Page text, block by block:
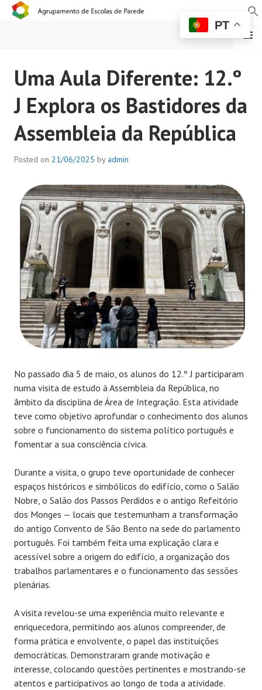
AGRUPAMENTO DE
ESCOLAS DE PAREDE
MENU
Uma Aula Diferente: 12.º
J Explora os Bastidores da
Assembleia da República
Posted on 21/06/2025 by admin
No passado dia 5 de maio, os alunos do 12.º J participaram
numa visita de estudo à Assembleia da República, no
âmbito da disciplina de Área de Integração. Esta atividade
teve como objetivo aprofundar o conhecimento dos alunos
sobre o funcionamento do sistema político português e
fomentar a sua consciência cívica.
Durante a visita, o grupo teve oportunidade de conhecer
espaços históricos e simbólicos do edifício, como o Salão
Nobre, o Salão dos Passos Perdidos e o antigo Refeitório
dos Monges — locais que testemunham a transformação
do antigo Convento de São Bento na sede do parlamento
português. Foi também feita uma explicação clara e
acessível sobre a origem do edifício, a organização dos
trabalhos parlamentares e o funcionamento das sessões
plenárias.
A visita revelou-se uma experiência muito relevante e
enriquecedora, permitindo aos alunos compreender, de
forma prática e envolvente, o papel das instituições
democráticas. Demonstraram grande motivação e
interesse, colocando questões pertinentes e mostrando-se
atentos e participativos ao longo de toda a atividade.
PT